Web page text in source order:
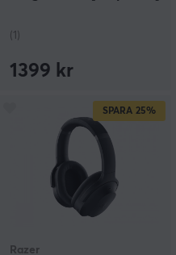
(1)
1399 kr
SPARA 25%
Razer